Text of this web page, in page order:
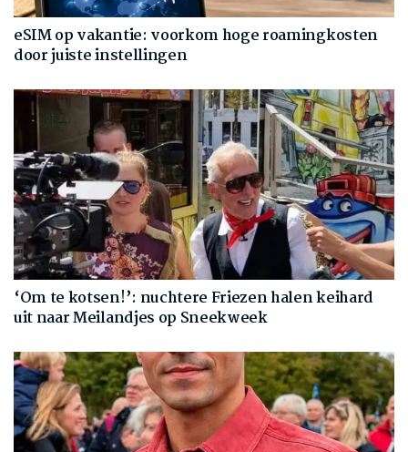
eSIM op vakantie: voorkom hoge roamingkosten
door juiste instellingen
‘Om te kotsen!’: nuchtere Friezen halen keihard
uit naar Meilandjes op Sneekweek